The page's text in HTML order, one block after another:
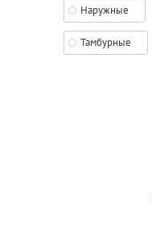
Наружные
Тамбурные